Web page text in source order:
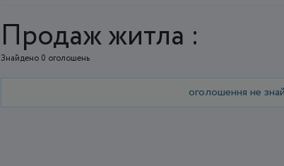
Продаж житла :
Знайдено 0 оголошень
оголошення не